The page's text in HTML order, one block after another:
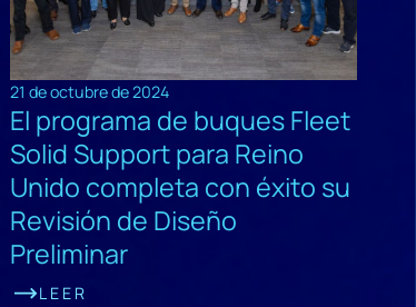
21 de octubre de 2024
El programa de buques Fleet
Solid Support para Reino
Unido completa con éxito su
Revisión de Diseño
Preliminar
LEER